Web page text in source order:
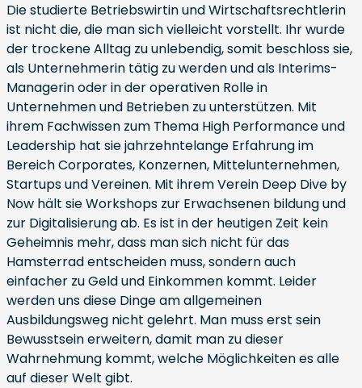
Die studierte Betriebswirtin und Wirtschaftsrechtlerin
ist nicht die, die man sich vielleicht vorstellt. Ihr wurde
der trockene Alltag zu unlebendig, somit beschloss sie,
als Unternehmerin tätig zu werden und als Interims-
Managerin oder in der operativen Rolle in
Unternehmen und Betrieben zu unterstützen. Mit
ihrem Fachwissen zum Thema High Performance und
Leadership hat sie jahrzehntelange Erfahrung im
Bereich Corporates, Konzernen, Mittelunternehmen,
Startups und Vereinen. Mit ihrem Verein Deep Dive by
Now hält sie Workshops zur Erwachsenen bildung und
zur Digitalisierung ab. Es ist in der heutigen Zeit kein
Geheimnis mehr, dass man sich nicht für das
Hamsterrad entscheiden muss, sondern auch
einfacher zu Geld und Einkommen kommt. Leider
werden uns diese Dinge am allgemeinen
Ausbildungsweg nicht gelehrt. Man muss erst sein
Bewusstsein erweitern, damit man zu dieser
Wahrnehmung kommt, welche Möglichkeiten es alle
auf dieser Welt gibt.